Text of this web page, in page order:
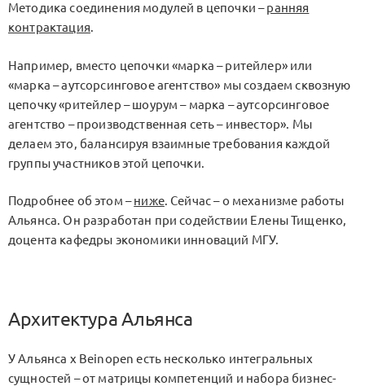
Методика соединения модулей в цепочки –ранняя
контрактация.
Например, вместо цепочки «марка – ритейлер» или
«марка – аутсорсинговое агентство» мы создаем сквозную
цепочку «ритейлер – шоурум – марка – аутсорсинговое
агентство – производственная сеть – инвестор». Мы
делаем это, балансируя взаимные требования каждой
группы участников этой цепочки.
Подробнее об этом –ниже. Сейчас – о механизме работы
Альянса. Он разработан при содействии Елены Тищенко,
доцента кафедры экономики инноваций МГУ.
Архитектура Альянса
У Альянса х Beinopen есть несколько интегральных
сущностей – от матрицы компетенций и набора бизнес-